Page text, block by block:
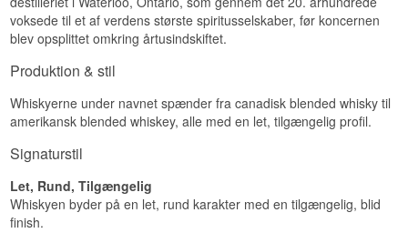
Navn: Seagrams VO Blended Canadisk Whisky
Aftapper:Seagram's
Størrelse: 70 CL
Vidste du at?
voksede til et af verdens største spiritusselskaber, før koncernen
blev opsplittet omkring årtusindskiftet.
Produktion & stil
Whiskyerne under navnet spænder fra canadisk blended whisky til
amerikansk blended whiskey, alle med en let, tilgængelig profil.
Signaturstil
Let, Rund, Tilgængelig
Whiskyen byder på en let, rund karakter med en tilgængelig, blid
finish.